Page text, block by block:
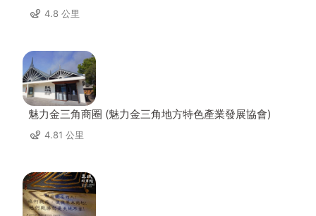
4.8 公里
魅力金三角商圈 (魅力金三角地方特色產業發展協會)
4.81 公里